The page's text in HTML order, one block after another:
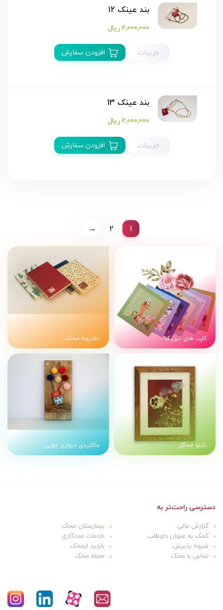
بند عینک 12
2,000,000 ریال
جزییات
افزودن سفارش
بند عینک 13
2,000,000 ریال
جزییات
افزودن سفارش
1
2
→
کارت های تبریک دفترچه محک
تابلو مَحگل جاکلیدی دیواری چوبی
دسترسی راحت‌تر به
گزارش مالی
بیمارستان محک
کمک به عنوان داوطلب
خدمات مددکاری
شیوه پذیرش
بازدید ازمحک
تماس با محک
مجله محک